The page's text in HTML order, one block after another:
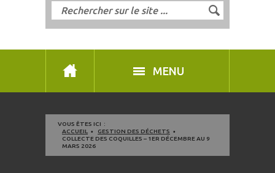
MENU
VOUS ÊTES ICI :
ACCUEIL
GESTION DES DÉCHETS
COLLECTE DES COQUILLES – 1ER DÉCEMBRE AU 9
MARS 2026